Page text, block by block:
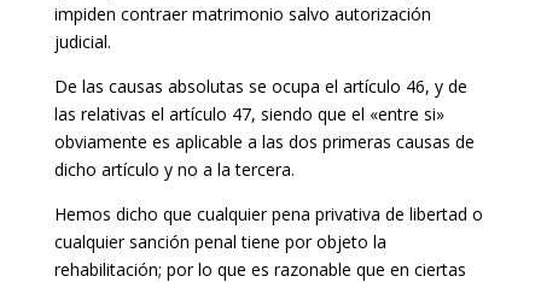
impiden contraer matrimonio salvo autorización
judicial.
De las causas absolutas se ocupa el artículo 46, y de
las relativas el artículo 47, siendo que el «entre si»
obviamente es aplicable a las dos primeras causas de
dicho artículo y no a la tercera.
Hemos dicho que cualquier pena privativa de libertad o
cualquier sanción penal tiene por objeto la
rehabilitación; por lo que es razonable que en ciertas